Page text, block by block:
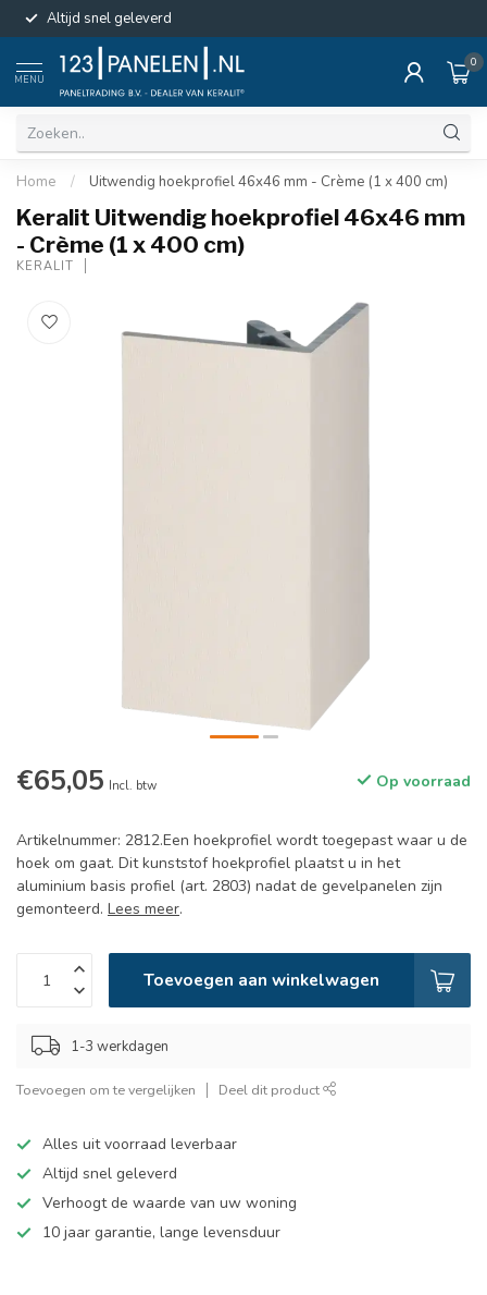
Altijd snel geleverd
MENU
0
Home / Uitwendig hoekprofiel 46x46 mm - Crème (1 x 400 cm)
Keralit Uitwendig hoekprofiel 46x46 mm
- Crème (1 x 400 cm)
KERALIT
€65,05 Incl. btw Op voorraad
Artikelnummer: 2812.Een hoekprofiel wordt toegepast waar u de
hoek om gaat. Dit kunststof hoekprofiel plaatst u in het
aluminium basis profiel (art. 2803) nadat de gevelpanelen zijn
gemonteerd. Lees meer.
Toevoegen aan winkelwagen
1-3 werkdagen
Toevoegen om te vergelijken Deel dit product
Alles uit voorraad leverbaar
Altijd snel geleverd
Verhoogt de waarde van uw woning
10 jaar garantie, lange levensduur